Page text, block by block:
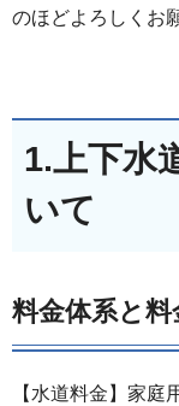
のほどよろしくお
1.上下水
いて
料金体系と
【水道料金】家